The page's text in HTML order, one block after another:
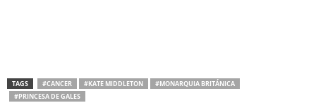
TAGS #CANCER #KATE MIDDLETON
#MONARQUIA BRITÁNICA
#PRINCESA DE GALES